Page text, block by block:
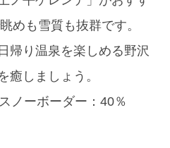
めも雪質も抜群です。
帰り温泉を楽しめる野沢
癒しましょう。
ーボーダー：40％